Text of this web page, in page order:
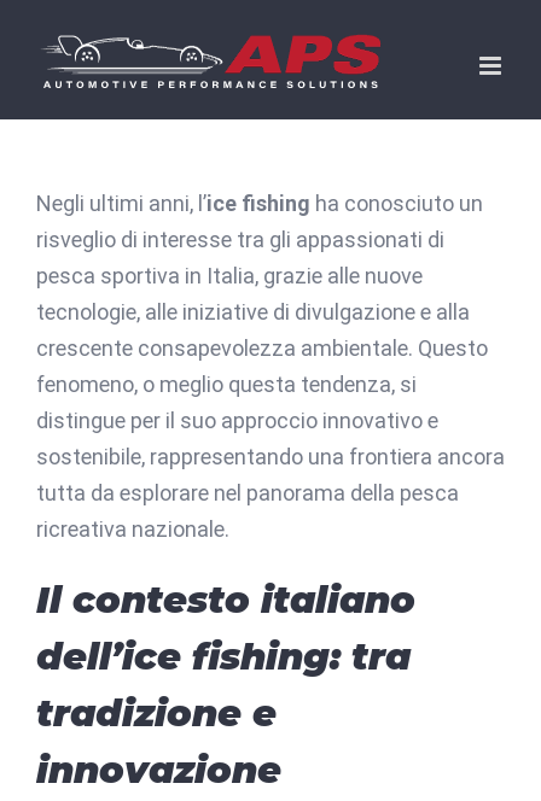
content
Negli ultimi anni, l’ice fishing ha conosciuto un
risveglio di interesse tra gli appassionati di
pesca sportiva in Italia, grazie alle nuove
tecnologie, alle iniziative di divulgazione e alla
crescente consapevolezza ambientale. Questo
fenomeno, o meglio questa tendenza, si
distingue per il suo approccio innovativo e
sostenibile, rappresentando una frontiera ancora
tutta da esplorare nel panorama della pesca
ricreativa nazionale.
Il contesto italiano
dell’ice fishing: tra
tradizione e
innovazione